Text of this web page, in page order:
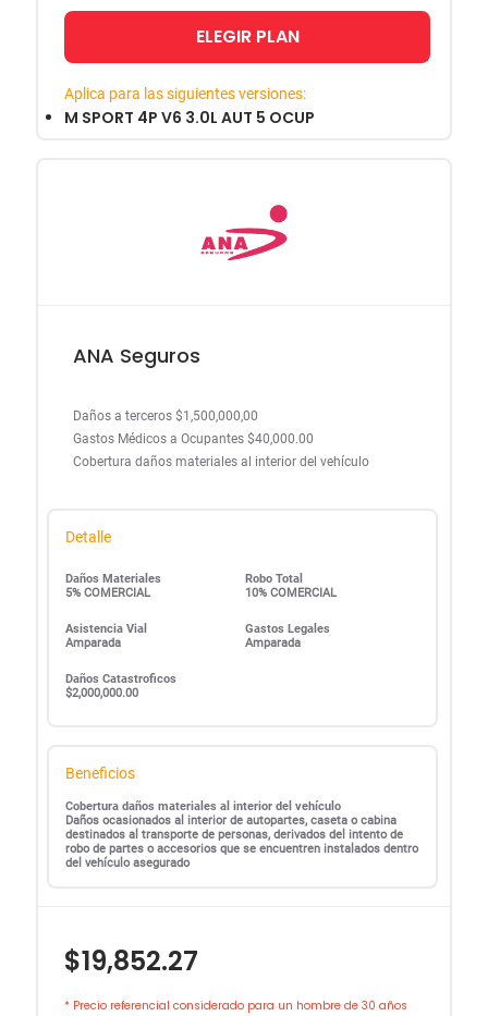
ELEGIR PLAN
Aplica para las siguientes versiones:
M SPORT 4P V6 3.0L AUT 5 OCUP
ANA Seguros
Daños a terceros $1,500,000,00
Gastos Médicos a Ocupantes $40,000.00
Cobertura daños materiales al interior del vehículo
Detalle
Daños Materiales
5% COMERCIAL
Robo Total
10% COMERCIAL
Asistencia Vial
Amparada
Gastos Legales
Amparada
Daños Catastroficos
$2,000,000.00
Beneficios
Cobertura daños materiales al interior del vehículo
Daños ocasionados al interior de autopartes, caseta o cabina
destinados al transporte de personas, derivados del intento de
robo de partes o accesorios que se encuentren instalados dentro
del vehículo asegurado
$19,852.27
* Precio referencial considerado para un hombre de 30 años